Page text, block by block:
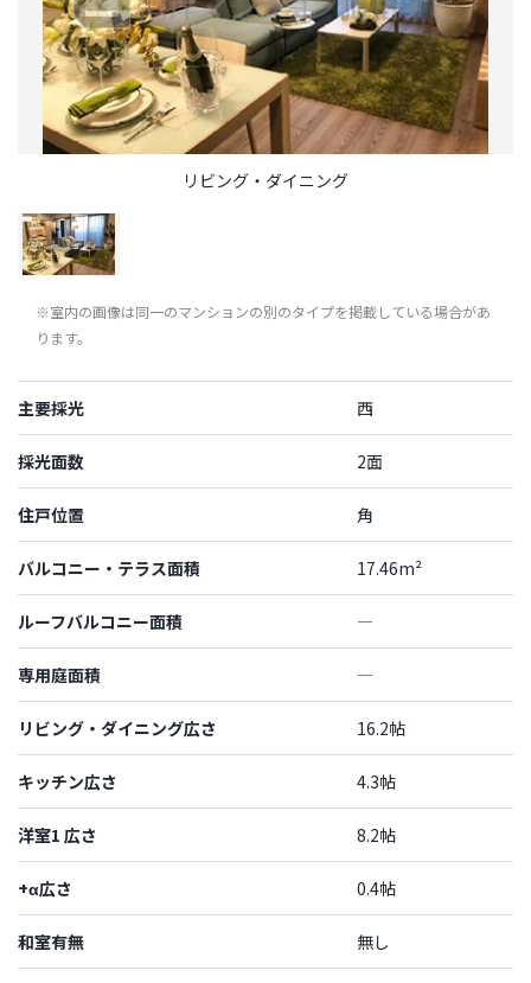
リビング・ダイニング
※室内の画像は同一のマンションの別のタイプを掲載している場合があ
ります。
主要採光 西
採光面数 2面
住戸位置 角
バルコニー・テラス面積 17.46m²
ルーフバルコニー面積 ―
専用庭面積 ―
リビング・ダイニング広さ 16.2帖
キッチン広さ 4.3帖
洋室1 広さ 8.2帖
+α広さ 0.4帖
和室有無 無し